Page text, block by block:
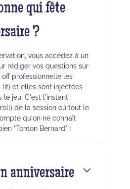
qui fête
?
vous accédez à un
rédiger vos questions sur
off professionnelle les
lit) et elles sont injectées
le jeu. C'est l'instant
de la session où tout le
qu'on ne connaît
"Tonton Bernard" !
anniversaire